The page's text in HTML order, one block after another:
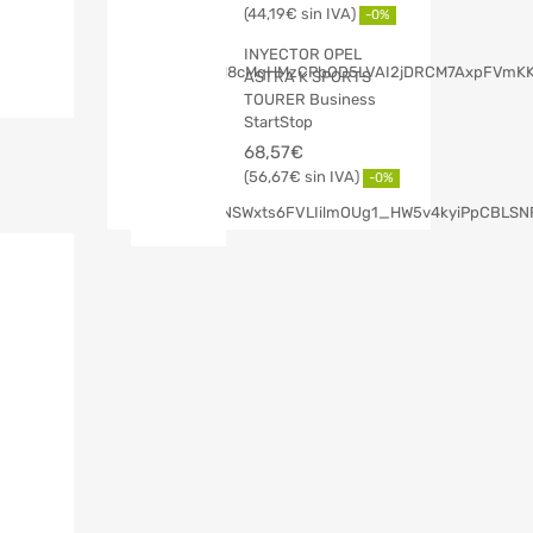
44,19€ -0%
INYECTOR OPEL
ASTRA K SPORTS
TOURER Business
StartStop
68,57€
56,67€ -0%